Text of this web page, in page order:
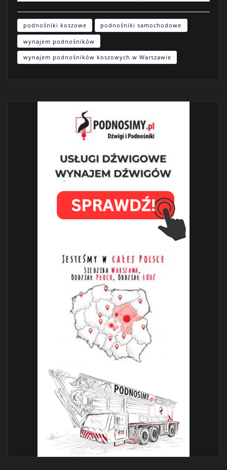
podnośniki koszowe podnośniki samochodowe
wynajem podnośników
wynajem podnośników koszowych w Warszawie